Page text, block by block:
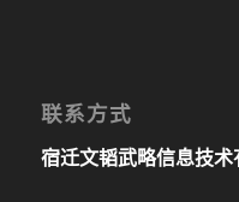
联系方式
宿迁文韬武略信息技术